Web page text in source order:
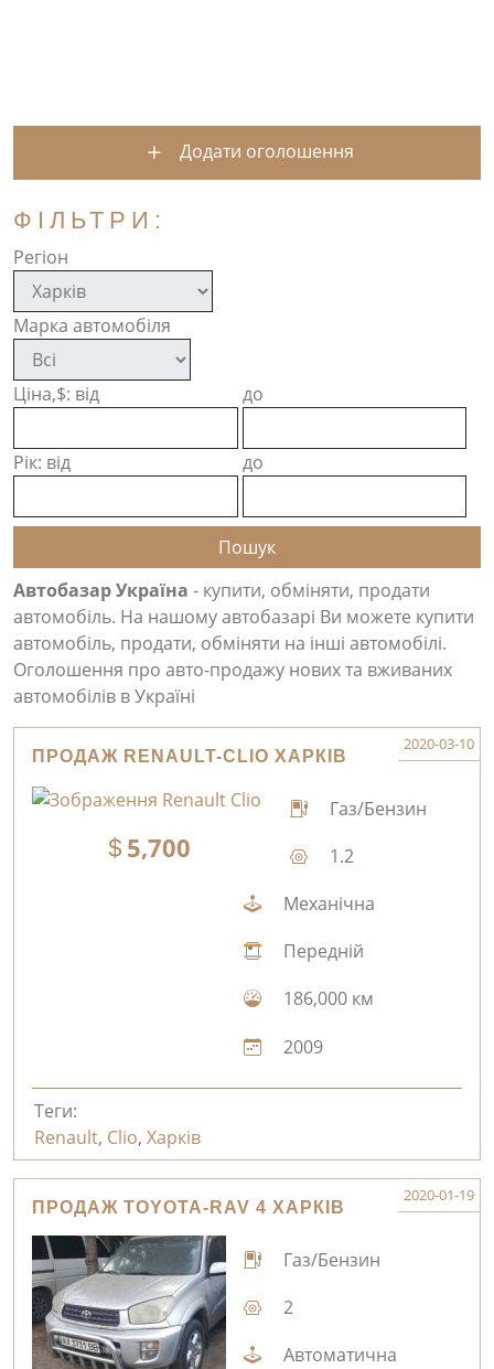
Додати оголошення
ФІЛЬТРИ:
Регіон
Марка автомобіля
Ціна,$: від до
Рік: від до
Автобазар Україна - купити, обміняти, продати
автомобіль. На нашому автобазарі Ви можете купити
автомобіль, продати, обміняти на інші автомобілі.
Оголошення про авто-продажу нових та вживаних
автомобілів в Україні
ПРОДАЖ RENAULT-CLIO ХАРКІВ
2020-03-10
5,700
Газ/Бензин
1.2
Механічна
Передній
186,000 км
2009
Теги:
Renault, Clio, Харків
ПРОДАЖ TOYOTA-RAV 4 ХАРКІВ
2020-01-19
Газ/Бензин
2
Автоматична